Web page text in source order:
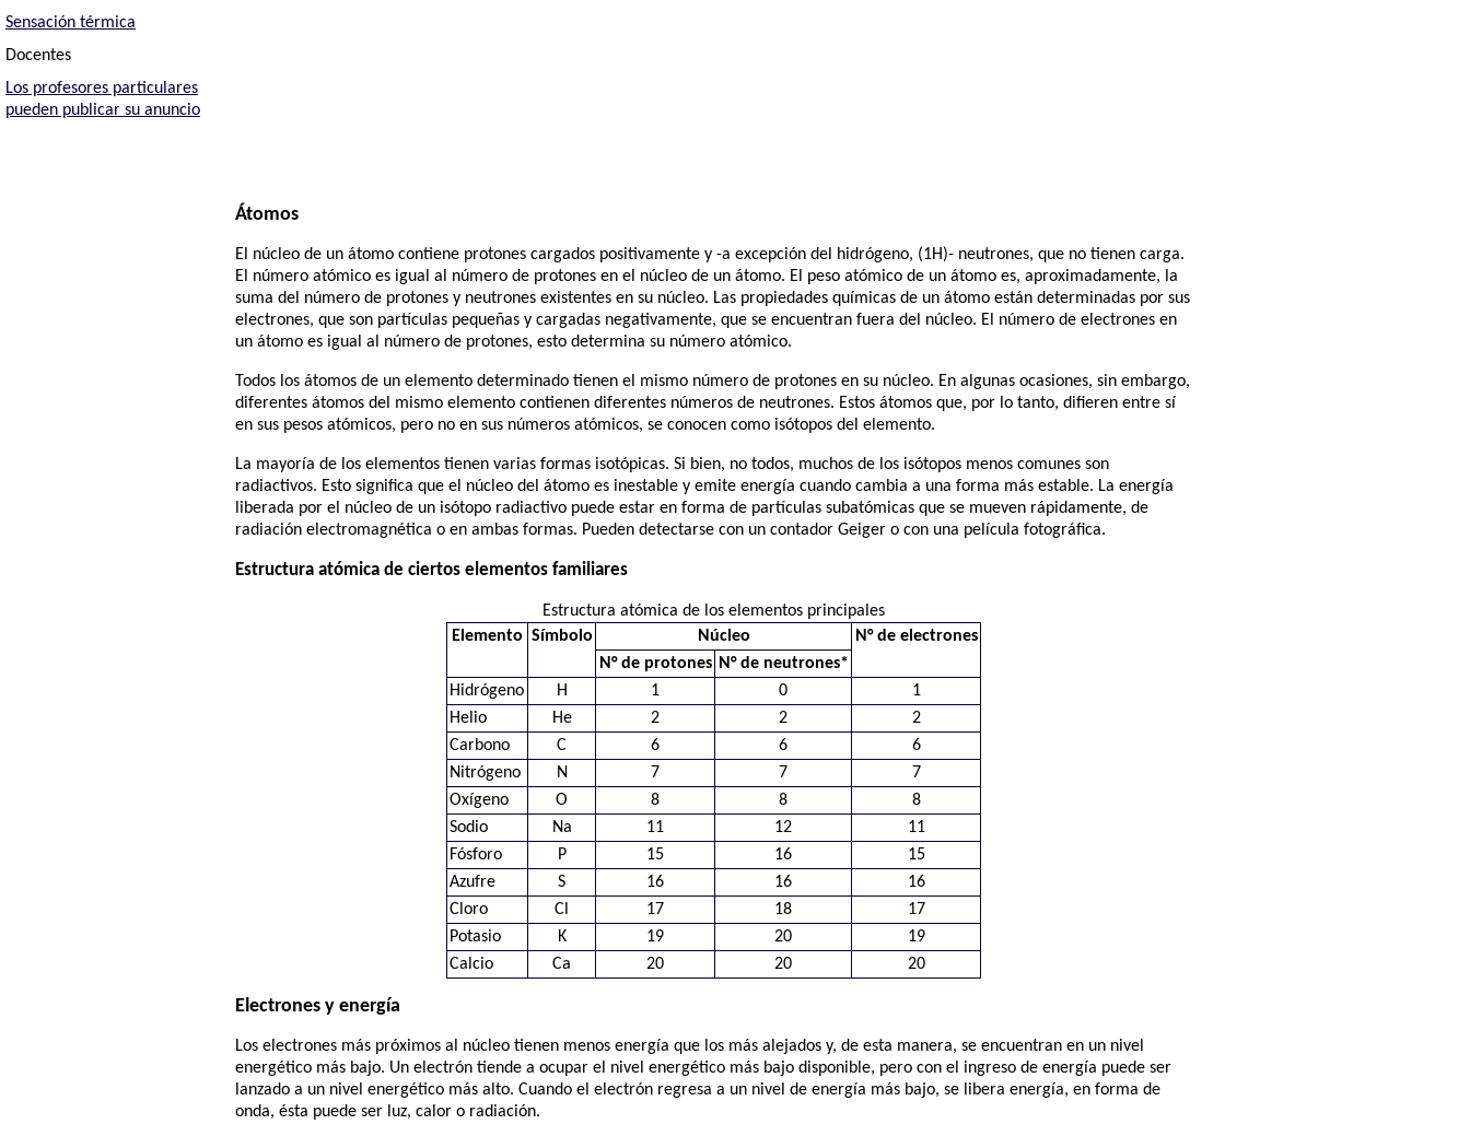
Sensación térmica
Docentes
Los profesores particulares
pueden publicar su anuncio
Átomos
El núcleo de un átomo contiene protones cargados positivamente y -a excepción del hidrógeno, (1H)- neutrones, que no tienen carga.
El número atómico es igual al número de protones en el núcleo de un átomo. El peso atómico de un átomo es, aproximadamente, la
suma del número de protones y neutrones existentes en su núcleo. Las propiedades químicas de un átomo están determinadas por sus
electrones, que son partículas pequeñas y cargadas negativamente, que se encuentran fuera del núcleo. El número de electrones en
un átomo es igual al número de protones, esto determina su número atómico.
Todos los átomos de un elemento determinado tienen el mismo número de protones en su núcleo. En algunas ocasiones, sin embargo,
diferentes átomos del mismo elemento contienen diferentes números de neutrones. Estos átomos que, por lo tanto, difieren entre sí
en sus pesos atómicos, pero no en sus números atómicos, se conocen como isótopos del elemento.
La mayoría de los elementos tienen varias formas isotópicas. Si bien, no todos, muchos de los isótopos menos comunes son
radiactivos. Esto significa que el núcleo del átomo es inestable y emite energía cuando cambia a una forma más estable. La energía
liberada por el núcleo de un isótopo radiactivo puede estar en forma de partículas subatómicas que se mueven rápidamente, de
radiación electromagnética o en ambas formas. Pueden detectarse con un contador Geiger o con una película fotográfica.
Estructura atómica de ciertos elementos familiares
Estructura atómica de los elementos principales
Elemento Símbolo Núcleo
N° de electrones
N° de protones N° de neutrones*
Hidrógeno
H 1 0
1
Helio
He 2 2
2
Carbono
C 6 6
6
Nitrógeno
N 7 7
7
Oxígeno
O 8 8
8
Sodio
Na 11 12
11
Fósforo
P 15 16
15
Azufre
S 16 16
16
Cloro
Cl 17 18
17
Potasio
K 19 20
19
Calcio
Ca 20 20 20
Electrones y energía
Los electrones más próximos al núcleo tienen menos energía que los más alejados y, de esta manera, se encuentran en un nivel
energético más bajo. Un electrón tiende a ocupar el nivel energético más bajo disponible, pero con el ingreso de energía puede ser
lanzado a un nivel energético más alto. Cuando el electrón regresa a un nivel de energía más bajo, se libera energía, en forma de
onda, ésta puede ser luz, calor o radiación.